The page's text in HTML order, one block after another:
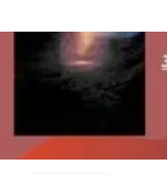
página. ORIENTAÇÃO
26 versos. Sugerimos começar a
os presentes, Êxodo 20.1-21 (5 a
funciona como guia de estudo e